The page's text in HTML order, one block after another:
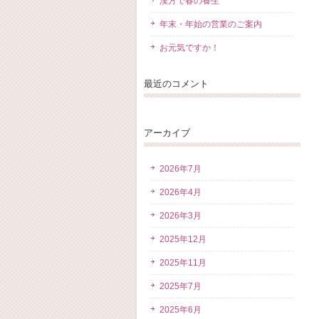
年末・年始の営業のご案内
お元気ですか！
最近のコメント
アーカイブ
2026年7月
2026年4月
2026年3月
2025年12月
2025年11月
2025年7月
2025年6月